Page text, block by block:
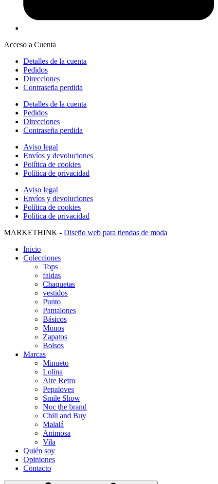
Acceso a Cuenta
Detalles de la cuenta
Pedidos
Direcciones
Contraseña perdida
Detalles de la cuenta
Pedidos
Direcciones
Contraseña perdida
Aviso legal
Envíos y devoluciones
Política de cookies
Política de privacidad
Aviso legal
Envíos y devoluciones
Política de cookies
Política de privacidad
MARKETHINK - Diseño web para tiendas de moda
Inicio
Colecciones
Tops
faldas
Chaquetas
vestidos
Punto
Pantalones
Básicos
Monos
Zapatos
Bolsos
Marcas
Minueto
Lolina
Aire Retro
Pepaloves
Smile Show
Noc the brand
Chill and Buy
Malalá
Animosa
Vila
Quién soy
Opiniones
Contacto